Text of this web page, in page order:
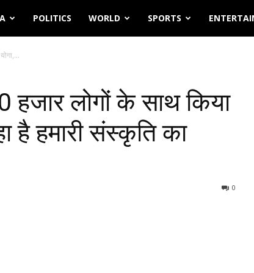
POLITICS WORLD SPORTS
हजार लोगों के साथ किया
है हमारी संस्कृति का
0